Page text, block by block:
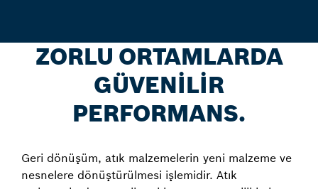
ZORLU ORTAMLARDA
GÜVENİLİR
PERFORMANS.
Geri dönüşüm, atık malzemelerin yeni malzeme ve
nesnelere dönüştürülmesi işlemidir. Atık